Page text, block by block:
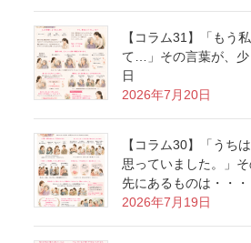
【コラム31】「もう
て…」その言葉が、少
日
2026年7月20日
【コラム30】「うち
思っていました。」
先にあるものは・・・
2026年7月19日